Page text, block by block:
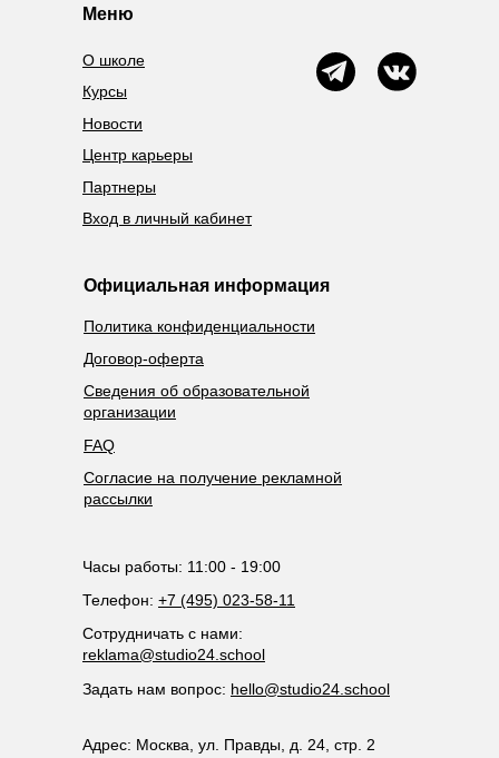
Меню
Официальная информация
Телефон: +7 (495) 023-58-11
Сотрудничать с нами:
reklama@studio24.school
Адрес: Москва, ул. Правды, д. 24, стр. 2
Часы работы: 11:00 - 19:00
О школе
Курсы
Политика конфиденциальности
Договор-оферта
Сведения об образовательной
организации
Согласие на получение рекламной
рассылки
FAQ
Новости
Задать нам вопрос: hello@studio24.school
Вход в личный кабинет
Партнеры
Центр карьеры